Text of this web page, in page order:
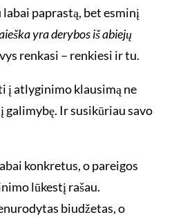
labai paprastą, bet esminį
yra derybos iš abiejų
renkasi – renkiesi ir tu.
į atlyginimo klausimą ne
galimybę. Ir susikūriau savo
konkretus, o pareigos
lūkestį rašau.
biudžetas, o